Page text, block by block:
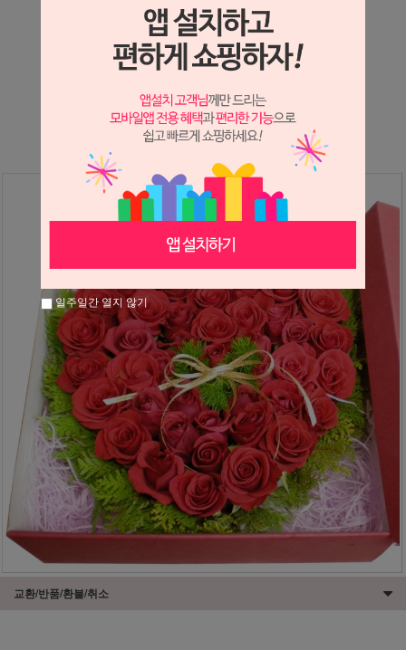
상세정보 새창 열기
상세 정보를 확대해 보실 수 있습니다.
※ 필독해주세요 ※
장미는 시세 변동에 따라 가격이 달라질 수 있으니
문의 후 주문 바랍니다.
교환/반품/환불/취소
일주일간 열지 않기